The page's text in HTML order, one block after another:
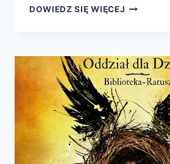
DOWIEDZ SIĘ WIĘCEJ
KILJANEM